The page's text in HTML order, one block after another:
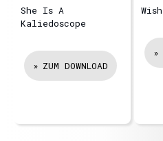
She Is A
Kaliedoscope
ZUM DOWNLOAD
Wish